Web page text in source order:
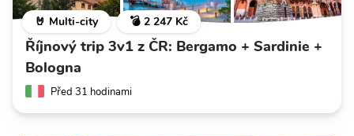
🤘 Multi-city 💣 2 247 Kč
Říjnový trip 3v1 z ČR: Bergamo + Sardinie +
Bologna
Před 31 hodinami